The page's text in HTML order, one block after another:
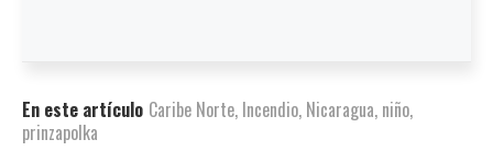
En este artículo Caribe Norte, Incendio, Nicaragua, niño,
prinzapolka